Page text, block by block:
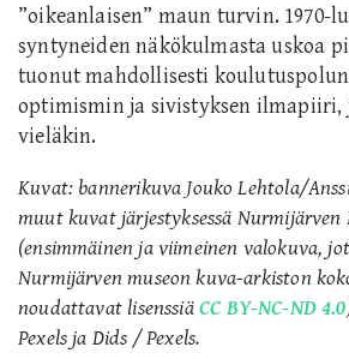
”oikeanlaisen” maun turvin. 1970-
syntyneiden näkökulmasta uskoa
tuonut mahdollisesti
optimismin ja sivistyksen ilmapiiri,
vieläkin.
Kuvat: bannerikuva Jouko Lehtola/
muut kuvat järjestyksessä Nurmijärven
(ensimmäinen ja viimeinen valokuva,
Nurmijärven museon kuva-arkiston
noudattavat lisenssiäCC BY-NC-ND 4.0
Pexels ja Dids / Pexels.